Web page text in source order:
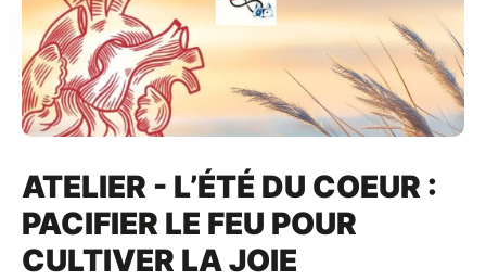
ATELIER - L’ÉTÉ DU COEUR :
PACIFIER LE FEU POUR
CULTIVER LA JOIE